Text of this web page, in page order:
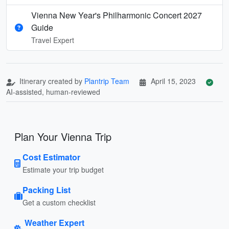
Vienna New Year's Philharmonic Concert 2027
Guide
Travel Expert
Itinerary created by Plantrip Team
April 15, 2023
AI-assisted, human-reviewed
Plan Your Vienna Trip
Cost Estimator
Estimate your trip budget
Packing List
Get a custom checklist
Weather Expert